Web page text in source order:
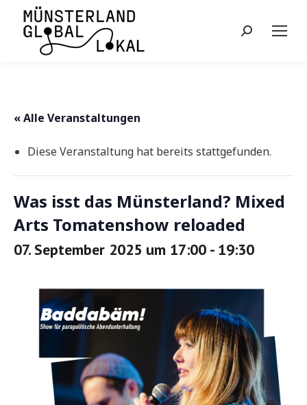
Search:
« Alle Veranstaltungen
Diese Veranstaltung hat bereits stattgefunden.
Was isst das Münsterland? Mixed
Arts Tomatenshow reloaded
07. September 2025 um 17:00 - 19:30